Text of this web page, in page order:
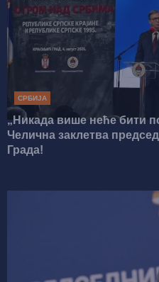
СРБИЈА
„Никада више неће бити
Челична заклетва
Града!